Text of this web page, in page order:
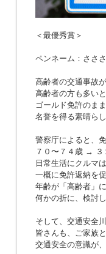
＜最優秀賞＞
ペンネーム：さ
高齢者の交通事故
高齢者の方も多い
ゴールド免許のま
名誉を得る素晴ら
警察庁によると、
７０〜７４歳 →
日常生活にクルマ
一概に免許返納を
年齢が「高齢者」
何かの折に、検討
そして、交通安全川
皆さんも、ご家族
交通安全の意識が